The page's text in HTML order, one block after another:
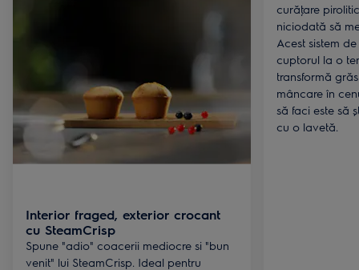
Interior fraged, exterior crocant
cu SteamCrisp
Spune "adio" coacerii mediocre si "bun
venit" lui SteamCrisp. Ideal pentru
curăţare
niciodată să
Acest sistem
cuptorul la o
transformă
mâncare în
să faci este să
cu o lavetă.